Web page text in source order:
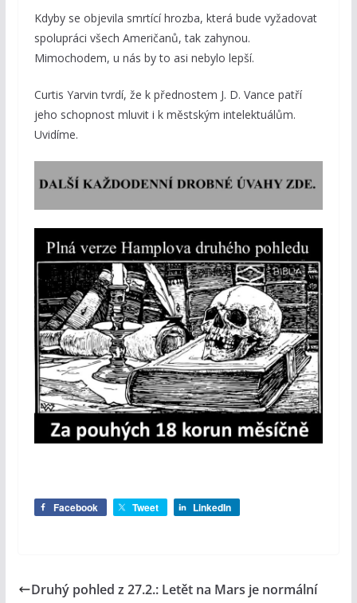
Kdyby se objevila smrtící hrozba, která bude vyžadovat
spolupráci všech Američanů, tak zahynou.
Mimochodem, u nás by to asi nebylo lepší.
Curtis Yarvin tvrdí, že k přednostem J. D. Vance patří
jeho schopnost mluvit i k městským intelektuálům.
Uvidíme.
Facebook Tweet LinkedIn
Druhý pohled z 27.2.: Letět na Mars je normální